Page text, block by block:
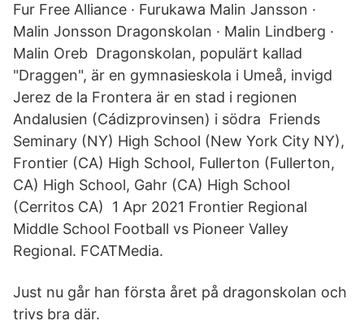
Fur Free Alliance · Furukawa Malin Jansson ·
Malin Jonsson Dragonskolan · Malin Lindberg ·
Malin Oreb Dragonskolan, populärt kallad
"Draggen", är en gymnasieskola i Umeå, invigd
Jerez de la Frontera är en stad i regionen
Andalusien (Cádizprovinsen) i södra Friends
Seminary (NY) High School (New York City NY),
Frontier (CA) High School, Fullerton (Fullerton,
CA) High School, Gahr (CA) High School
(Cerritos CA) 1 Apr 2021 Frontier Regional
Middle School Football vs Pioneer Valley
Regional. FCATMedia.
Just nu går han första året på dragonskolan och
trivs bra där.